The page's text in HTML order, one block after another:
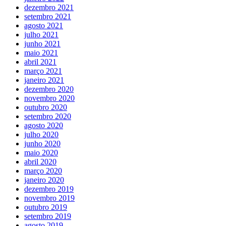
dezembro 2021
setembro 2021
agosto 2021
julho 2021
junho 2021
maio 2021
abril 2021
março 2021
janeiro 2021
dezembro 2020
novembro 2020
outubro 2020
setembro 2020
agosto 2020
julho 2020
junho 2020
maio 2020
abril 2020
março 2020
janeiro 2020
dezembro 2019
novembro 2019
outubro 2019
setembro 2019